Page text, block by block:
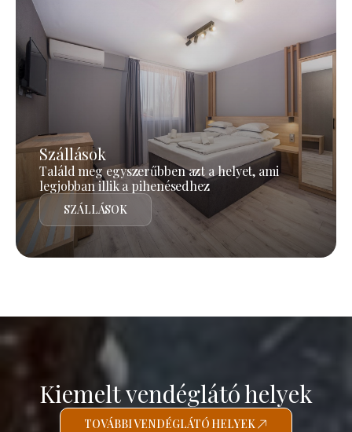
Szállások
Találd meg egyszerűbben azt a helyet, ami
legjobban illik a pihenésedhez
SZÁLLÁSOK
Kiemelt vendéglátó helyek
TOVÁBBI VENDÉGLÁTÓ HELYEK